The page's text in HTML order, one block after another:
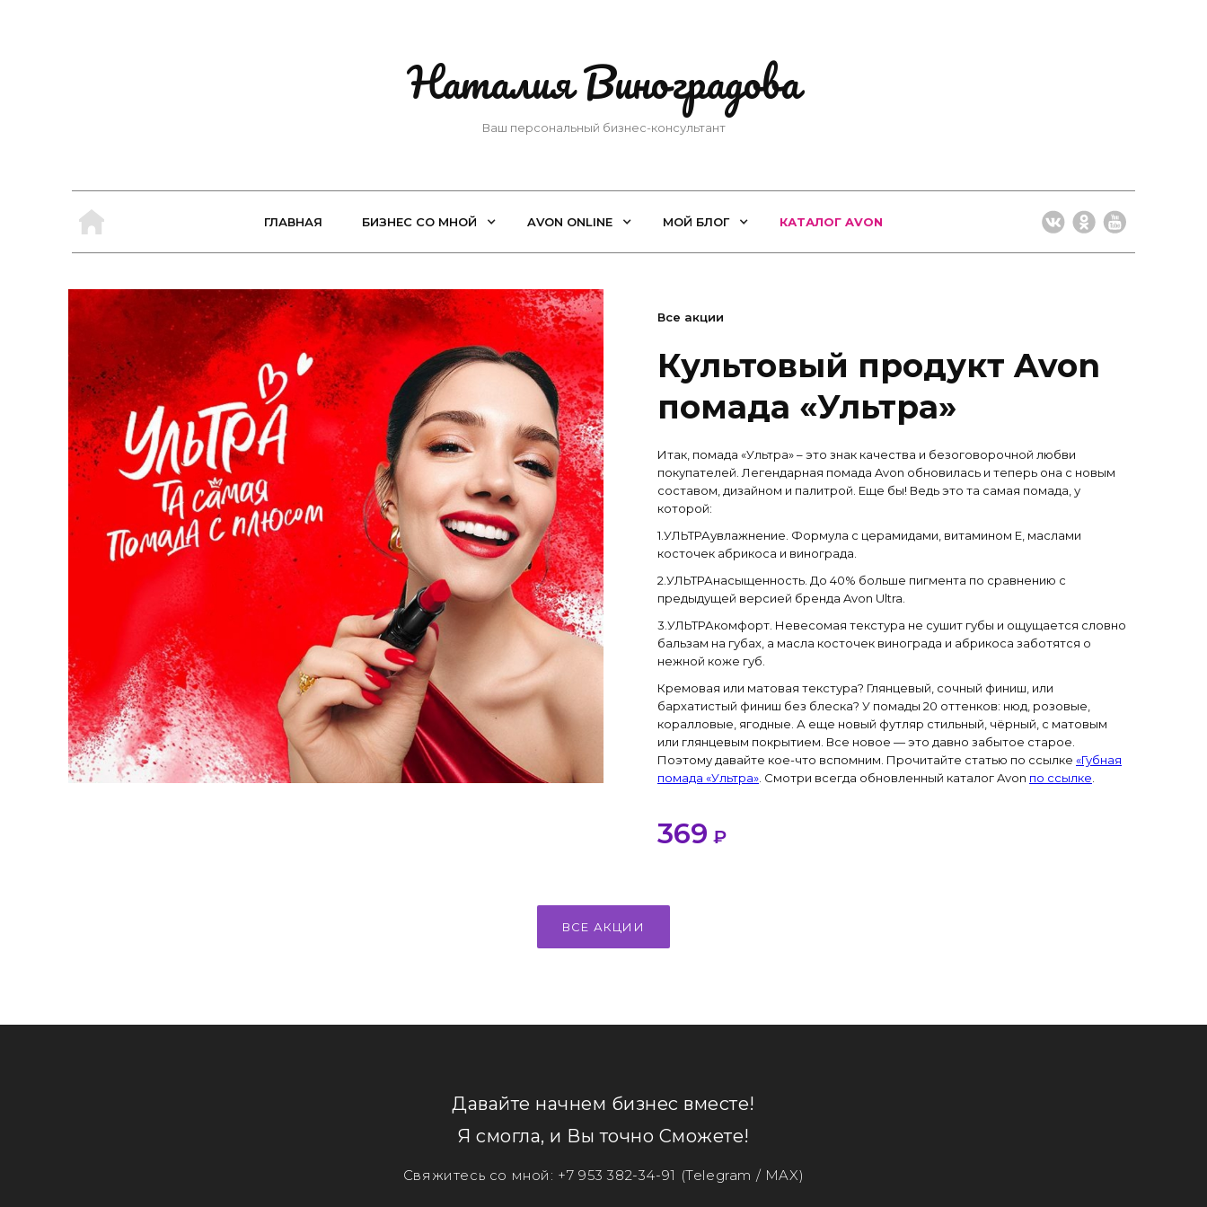
Наталия Виноградова
Ваш персональный бизнес-консультант
ГЛАВНАЯ БИЗНЕС СО МНОЙ AVON ONLINE МОЙ БЛОГ КАТАЛОГ AVON
Все акции
Культовый продукт Avon
помада «Ультра»
Итак, помада «Ультра» – это знак качества и безоговорочной любви
покупателей. Легендарная помада Avon обновилась и теперь она с новым
составом, дизайном и палитрой. Еще бы! Ведь это та самая помада, у
которой:
1.УЛЬТРАувлажнение. Формула с церамидами, витамином Е, маслами
косточек абрикоса и винограда.
2.УЛЬТРАнасыщенность. До 40% больше пигмента по сравнению с
предыдущей версией бренда Avon Ultra.
3.УЛЬТРАкомфорт. Невесомая текстура не сушит губы и ощущается словно
бальзам на губах, а масла косточек винограда и абрикоса заботятся о
нежной коже губ.
Кремовая или матовая текстура? Глянцевый, сочный финиш, или
бархатистый финиш без блеска? У помады 20 оттенков: нюд, розовые,
коралловые, ягодные. А еще новый футляр стильный, чёрный, с матовым
или глянцевым покрытием. Все новое — это давно забытое старое.
Поэтому давайте кое-что вспомним. Прочитайте статью по ссылке «Губная
помада «Ультра» . Смотри всегда обновленный каталог Avon по ссылке
369 ₽
ВСЕ АКЦИИ
Давайте начнем бизнес вместе!
Я смогла, и Вы точно Сможете!
Свяжитесь со мной: +7 953 382-34-91 (Telegram / MAX)